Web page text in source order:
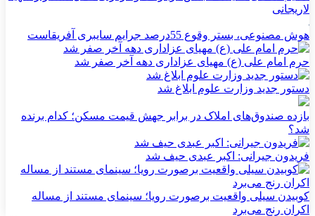
لاریجانی
هوش مصنوعی، بستر وقوع 55درصد جرایم سایبری آفریقاست
حرم امام علی (ع) مهیای عزاداری دهه آخر صفر شد
دستور جدید وزارت علوم ابلاغ شد
بازده صندوق‌های املاک در برابر جهش قیمت مسکن؛ کدام برنده
شد؟
فریدون جیرانی: اکبر عبدی حیف شد
کوبیدن سیلی واقعیت برصورت رویا؛ سینمای مستند از مساله
اکران رنج می‌برد